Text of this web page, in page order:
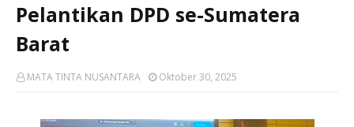
Pelantikan DPD se-Sumatera
Barat
MATA TINTA NUSANTARA Oktober 30, 2025